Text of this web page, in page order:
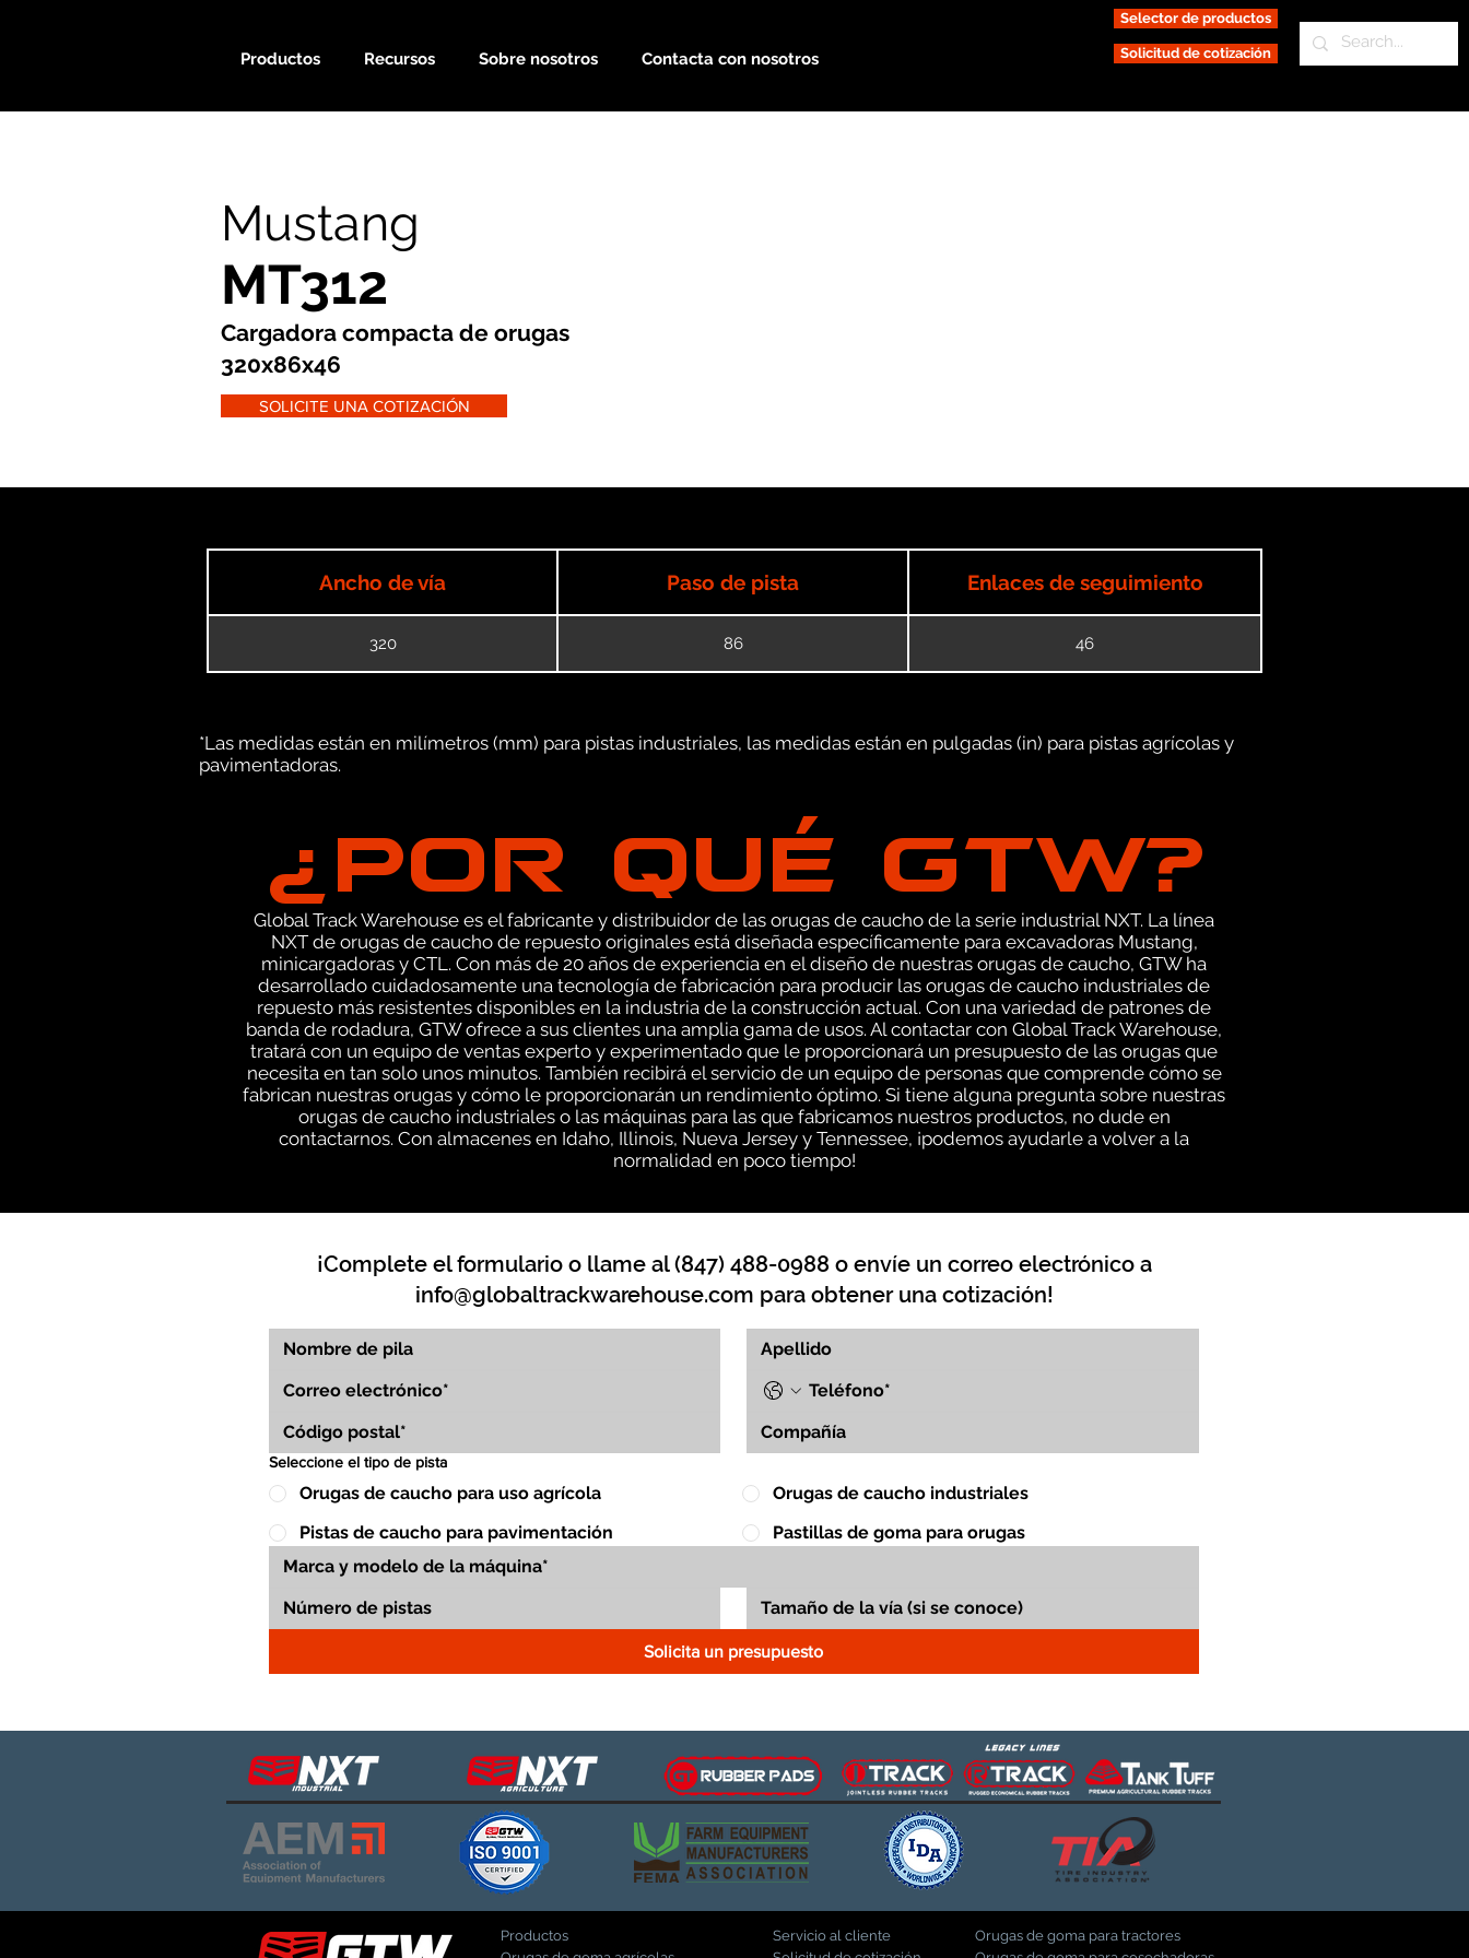
Productos Recursos Sobre nosotros Contacta con nosotros
Selector de productos
Solicitud de cotización
Mustang
MT312
Cargadora compacta de orugas
320x86x46
SOLICITE UNA COTIZACIÓN
Ancho de vía Paso de pista Enlaces de seguimiento
320 86 46
*Las medidas están en milímetros (mm) para pistas industriales, las medidas están en pulgadas (in) para pistas agrícolas y
pavimentadoras.
¿POR QUÉ GTW?
Global Track Warehouse es el fabricante y distribuidor de las orugas de caucho de la serie industrial NXT. La línea
NXT de orugas de caucho de repuesto originales está diseñada específicamente para excavadoras Mustang,
minicargadoras y CTL. Con más de 20 años de experiencia en el diseño de nuestras orugas de caucho, GTW ha
desarrollado cuidadosamente una tecnología de fabricación para producir las orugas de caucho industriales de
repuesto más resistentes disponibles en la industria de la construcción actual. Con una variedad de patrones de
banda de rodadura, GTW ofrece a sus clientes una amplia gama de usos. Al contactar con Global Track Warehouse,
tratará con un equipo de ventas experto y experimentado que le proporcionará un presupuesto de las orugas que
necesita en tan solo unos minutos. También recibirá el servicio de un equipo de personas que comprende cómo se
fabrican nuestras orugas y cómo le proporcionarán un rendimiento óptimo. Si tiene alguna pregunta sobre nuestras
orugas de caucho industriales o las máquinas para las que fabricamos nuestros productos, no dude en
contactarnos. Con almacenes en Idaho, Illinois, Nueva Jersey y Tennessee, ¡podemos ayudarle a volver a la
normalidad en poco tiempo!
¡Complete el formulario o llame al (847) 488-0988 o envíe un correo electrónico a
info@globaltrackwarehouse.com para obtener una cotización!
Seleccione el tipo de pista
Orugas de caucho para uso agrícola
Orugas de caucho industriales
Pistas de caucho para pavimentación
Pastillas de goma para orugas
Solicita un presupuesto
Productos
Servicio al cliente
Orugas de goma para tractores